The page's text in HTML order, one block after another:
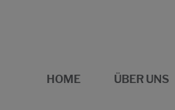
HOME ÜBER UNS